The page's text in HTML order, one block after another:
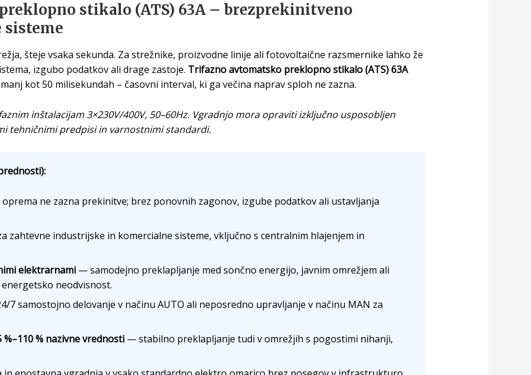
stikalo (ATS) 63A – brezprekinitveno
sisteme
šteje vsaka sekunda. Za strežnike, proizvodne linije ali fotovoltaične razsmernike lahko že
izgubo podatkov ali drage zastoje. Trifazno avtomatsko preklopno stikalo (ATS) 63A
kot 50 milisekundah – časovni interval, ki ga večina naprav sploh ne zazna.
inštalacijam 3×230V/400V, 50–60Hz. Vgradnjo mora opraviti izključno usposobljen
tehničnimi predpisi in varnostnimi standardi.
ne zazna prekinitve; brez ponovnih zagonov, izgube podatkov ali ustavljanja
industrijske in komercialne sisteme, vključno s centralnim hlajenjem in
elektrarnami— samodejno preklapljanje med sončno energijo, javnim omrežjem ali
neodvisnost.
7 samostojno delovanje v načinu AUTO ali neposredno upravljanje v načinu MAN za
% nazivne vrednosti— stabilno preklapljanje tudi v omrežjih s pogostimi nihanji,